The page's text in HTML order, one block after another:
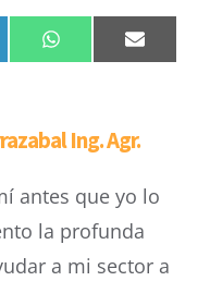
Compartir
WhatsAppEmail
Ing. Agr.
antes que yo lo
la profunda
a mi sector a